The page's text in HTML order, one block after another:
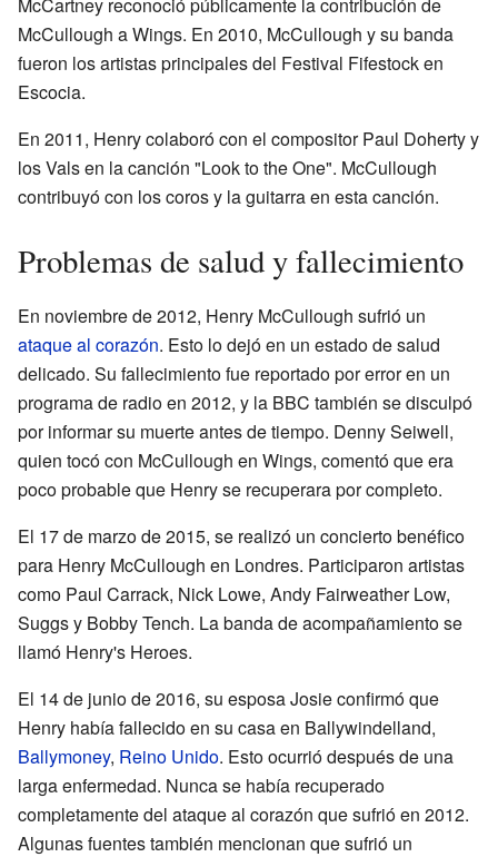
McCullough a Wings. En 2010, McCullough y su banda
fueron los artistas principales del Festival Fifestock en
Escocia.
En 2011, Henry colaboró con el compositor Paul Doherty y
los Vals en la canción "Look to the One". McCullough
contribuyó con los coros y la guitarra en esta canción.
Problemas de salud y fallecimiento
En noviembre de 2012, Henry McCullough sufrió un
ataque al corazón. Esto lo dejó en un estado de salud
delicado. Su fallecimiento fue reportado por error en un
programa de radio en 2012, y la BBC también se disculpó
por informar su muerte antes de tiempo. Denny Seiwell,
quien tocó con McCullough en Wings, comentó que era
poco probable que Henry se recuperara por completo.
El 17 de marzo de 2015, se realizó un concierto benéfico
para Henry McCullough en Londres. Participaron artistas
como Paul Carrack, Nick Lowe, Andy Fairweather Low,
Suggs y Bobby Tench. La banda de acompañamiento se
llamó Henry's Heroes.
El 14 de junio de 2016, su esposa Josie confirmó que
Henry había fallecido en su casa en Ballywindelland,
Ballymoney, Reino Unido. Esto ocurrió después de una
larga enfermedad. Nunca se había recuperado
completamente del ataque al corazón que sufrió en 2012.
Algunas fuentes también mencionan que sufrió un